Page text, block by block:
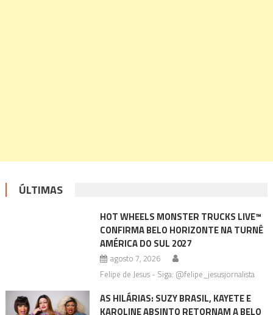
ÚLTIMAS
HOT WHEELS MONSTER TRUCKS LIVE™
CONFIRMA BELO HORIZONTE NA TURNÊ
AMÉRICA DO SUL 2027
agosto 7, 2026
Felipe de Jesus - Siga: @felipe_jesusjornalista
AS HILÁRIAS: SUZY BRASIL, KAYETE E
KAROLINE ABSINTO RETORNAM A BELO